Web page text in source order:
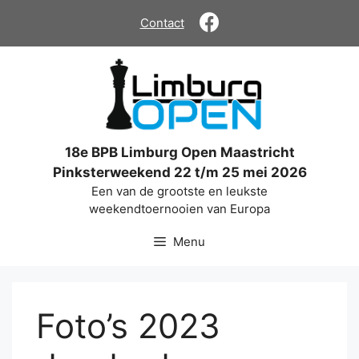
de
Contact
18e BPB Limburg Open Maastricht
Pinksterweekend 22 t/m 25 mei 2026
Een van de grootste en leukste
weekendtoernooien van Europa
Menu
Foto’s 2023